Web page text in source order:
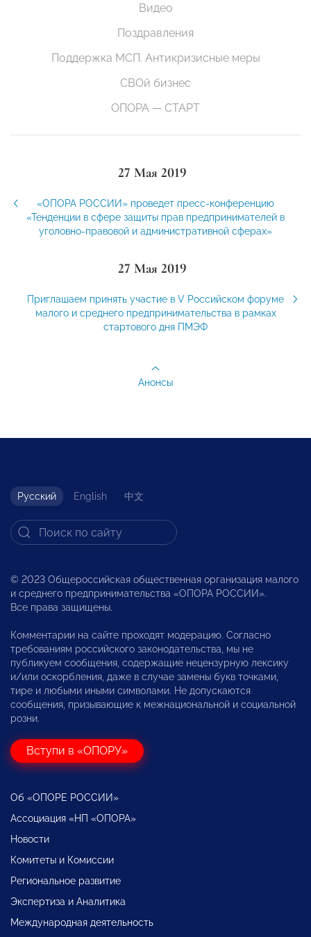
Видео
Поздравления
Поддержка МСП. Антикризисные меры
СВОй бизнес
ОПОРА — СТАРТ
27 Мая 2019
«ОПОРА РОССИИ» проведет пресс-конференцию
«Тенденции в сфере защиты прав предпринимателей в
уголовно-правовой и административной сферах»
27 Мая 2019
Приглашаем принять участие в V Российском форуме
малого и среднего предпринимательства в рамках
стартового дня ПМЭФ
Анонсы
Русский English 中文
© 2023 Общероссийская общественная организация малого
и среднего предпринимательства «ОПОРА РОССИИ».
Все права защищены.
Комментарии на сайте проходят модерацию. Согласно
требованиям российского законодательства, мы не
публикуем сообщения, содержащие нецензурную лексику
и/или оскорбления, даже в случае замены букв точками,
тире и любыми иными символами. Не допускаются
сообщения, призывающие к межнациональной и социальной
розни.
Вступи в «ОПОРУ»
Об «ОПОРЕ РОССИИ»
Ассоциация «НП «ОПОРА»
Новости
Комитеты и Комиссии
Региональное развитие
Экспертиза и Аналитика
Международная деятельность